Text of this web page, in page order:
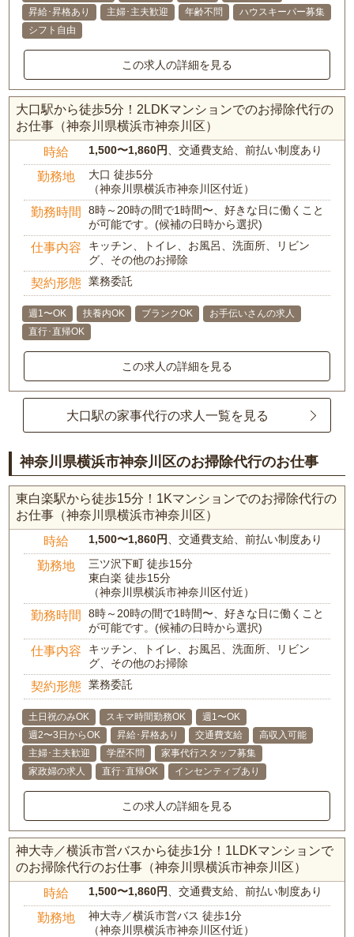
昇給･昇格あり
主婦･主夫歓迎 年齢不問
ハウスキーパー募集
シフト自由
この求人の詳細を見る
大口駅から徒歩5分！2LDKマンションでのお掃除代行の
お仕事（神奈川県横浜市神奈川区）
時給 1,500〜1,860円、交通費支給、前払い制度あり
勤務地
大口 徒歩5分
（神奈川県横浜市神奈川区付近）
勤務時間
8時～20時の間で1時間〜、好きな日に働くこと
が可能です。(候補の日時から選択)
仕事内容
キッチン、トイレ、お風呂、洗面所、リビン
グ、その他のお掃除
契約形態 業務委託
週1〜OK 扶養内OK ブランクOK
お手伝いさんの求人
直行･直帰OK
この求人の詳細を見る
大口駅の家事代行の求人一覧を見る
神奈川県横浜市神奈川区のお掃除代行のお仕事
東白楽駅から徒歩15分！1Kマンションでのお掃除代行の
お仕事（神奈川県横浜市神奈川区）
時給 1,500〜1,860円 、交通費支給、前払い制度あり
勤務地
三ツ沢下町 徒歩15分
東白楽 徒歩15分
（神奈川県横浜市神奈川区付近）
勤務時間
8時～20時の間で1時間〜、好きな日に働くこと
が可能です。(候補の日時から選択)
仕事内容
キッチン、トイレ、お風呂、洗面所、リビン
グ、その他のお掃除
契約形態 業務委託
土日祝のみOK スキマ時間勤務OK
週1〜OK
週2〜3日からOK
昇給･昇格あり 交通費支給
高収入可能
主婦･主夫歓迎
学歴不問
家事代行スタッフ募集
家政婦の求人
直行･直帰OK インセンティブあり
この求人の詳細を見る
神大寺／横浜市営バスから徒歩1分！1LDKマンションで
のお掃除代行のお仕事（神奈川県横浜市神奈川区）
時給 1,500〜1,860円 、交通費支給、前払い制度あり
勤務地
神大寺／横浜市営バス 徒歩1分
（神奈川県横浜市神奈川区付近）